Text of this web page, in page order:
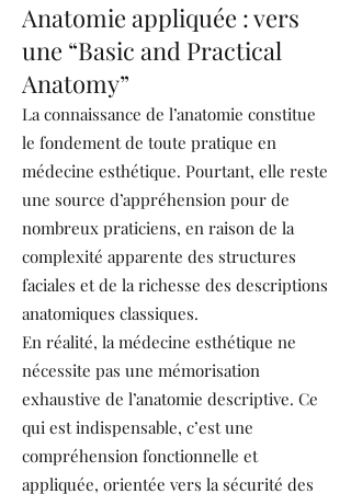
Anatomie appliquée : vers
une “Basic and Practical
Anatomy”
La connaissance de l’anatomie constitue
le fondement de toute pratique en
médecine esthétique. Pourtant, elle reste
une source d’appréhension pour de
nombreux praticiens, en raison de la
complexité apparente des structures
faciales et de la richesse des descriptions
anatomiques classiques.
En réalité, la médecine esthétique ne
nécessite pas une mémorisation
exhaustive de l’anatomie descriptive. Ce
qui est indispensable, c’est une
compréhension fonctionnelle et
appliquée, orientée vers la sécurité des